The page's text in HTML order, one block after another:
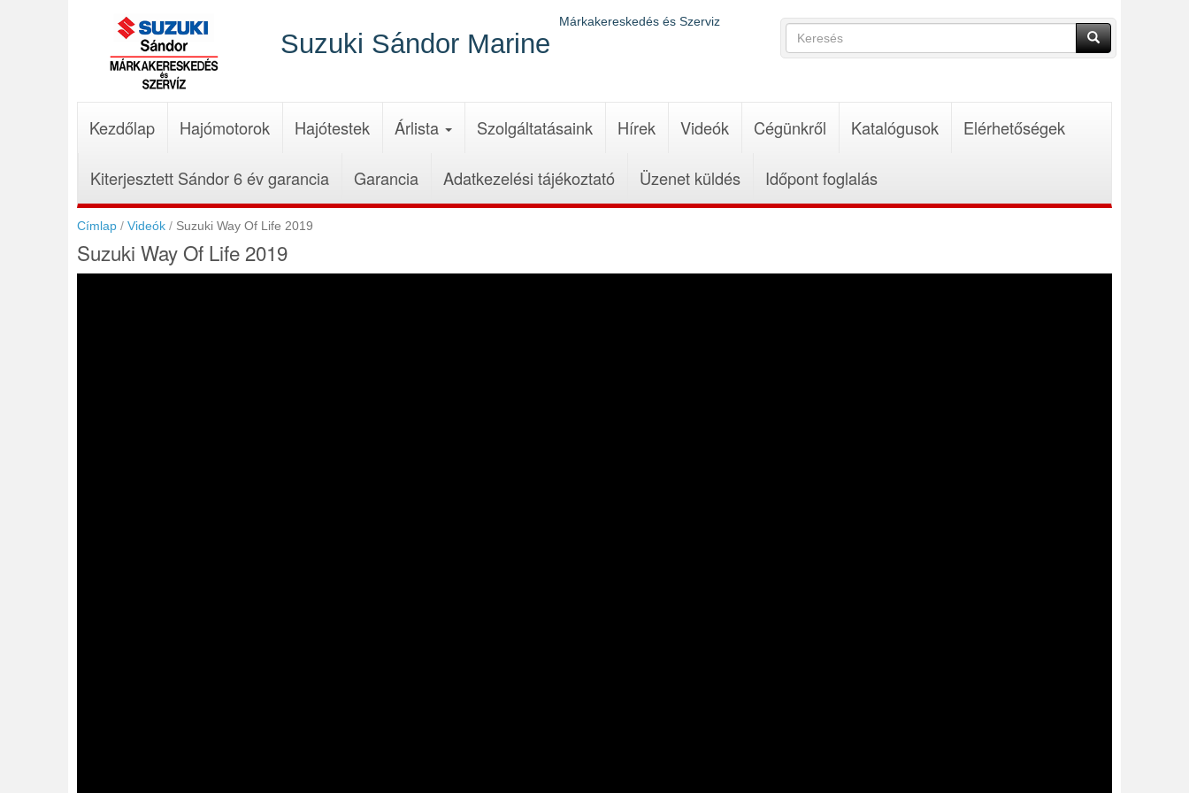
Suzuki Sándor Marine
Márkakereskedés és Szerviz Keresés
űrlap Keresés
Kezdőlap Hajómotorok Hajótestek Árlista Szolgáltatásaink Hírek Videók Cégünkről Katalógusok Elérhetőségek
Kiterjesztett Sándor 6 év garancia Garancia Adatkezelési tájékoztató Üzenet küldés Időpont foglalás
Címlap Videók Suzuki Way Of Life 2019
Suzuki Way Of Life 2019